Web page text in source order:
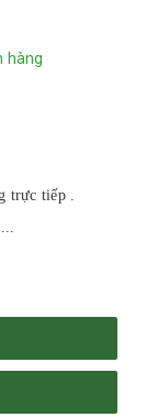
hàng
trực tiếp .